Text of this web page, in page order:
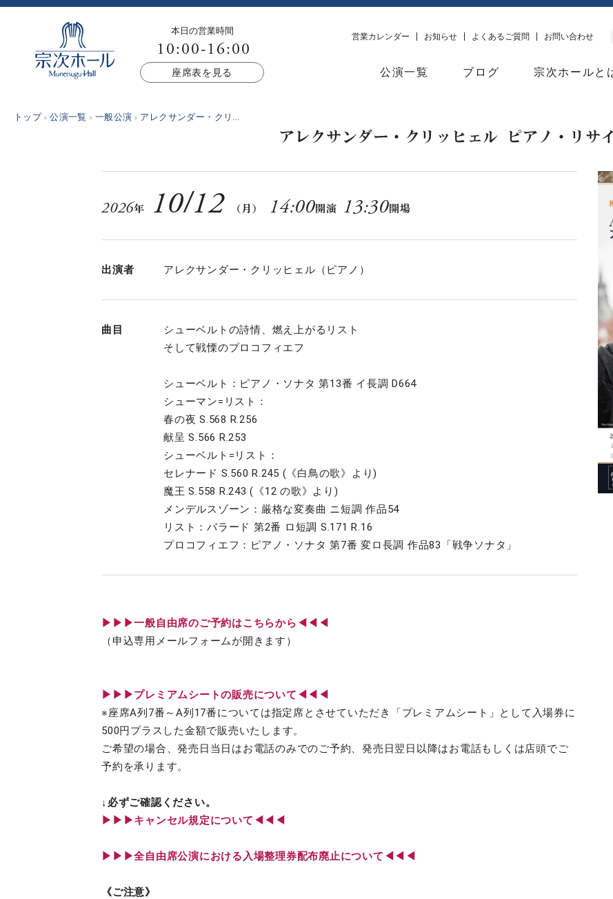
本日の営業時間
10:00-16:00
座席表を見る 公演一覧 ブログ 宗次ホールと
営業カレンダー お知らせ よくあるご質問 お問い合わせ
トップ 公演一覧 一般公演 アレクサンダー・クリ...
アレクサンダー・クリッヒェル ピアノ・リサ
2026年 10/12 （月） 14:00開演 13:30開場
出演者 アレクサンダー・クリッヒェル（ピアノ）
曲目
シューベルトの詩情、燃え上がるリスト
そして戦慄のプロコフィエフ
シューベルト：ピアノ・ソナタ 第13番 イ長調 D664
シューマン=リスト：
春の夜 S.568 R.256
献呈 S.566 R.253
シューベルト=リスト：
セレナード S.560 R.245 (《白鳥の歌》より)
魔王 S.558 R.243 (《12 の歌》より)
メンデルスゾーン：厳格な変奏曲 ニ短調 作品54
リスト：バラード 第2番 ロ短調 S.171 R.16
プロコフィエフ：ピアノ・ソナタ 第7番 変ロ長調 作品83「戦争ソナタ」
▶︎▶︎▶︎一般自由席のご予約はこちらから◀◀◀
（申込専用メールフォームが開きます）
▶︎▶︎▶︎プレミアムシートの販売について◀◀◀
※座席A列7番～A列17番については指定席とさせていただき「プレミアムシート」として入場券に
500円プラスした金額で販売いたします。
ご希望の場合、発売日当日はお電話のみでのご予約、発売日翌日以降はお電話もしくは店頭でご
予約を承ります。
↓必ずご確認ください。
▶︎▶︎▶︎キャンセル規定について◀◀◀
▶︎▶︎▶︎全自由席公演における入場整理券配布廃止について◀◀◀
《ご注意》